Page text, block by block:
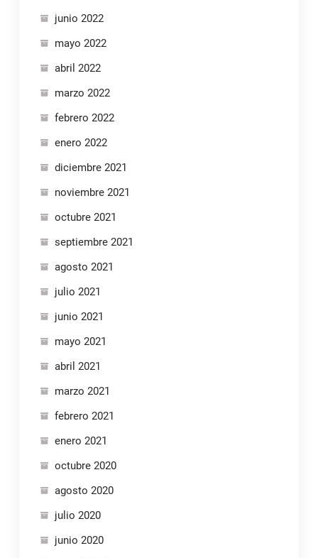
junio 2022
mayo 2022
abril 2022
marzo 2022
febrero 2022
enero 2022
diciembre 2021
noviembre 2021
octubre 2021
septiembre 2021
agosto 2021
julio 2021
junio 2021
mayo 2021
abril 2021
marzo 2021
febrero 2021
enero 2021
octubre 2020
agosto 2020
julio 2020
junio 2020